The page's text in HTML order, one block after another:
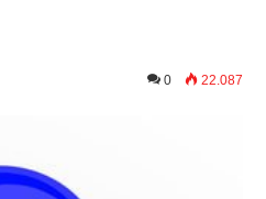
0 22.087